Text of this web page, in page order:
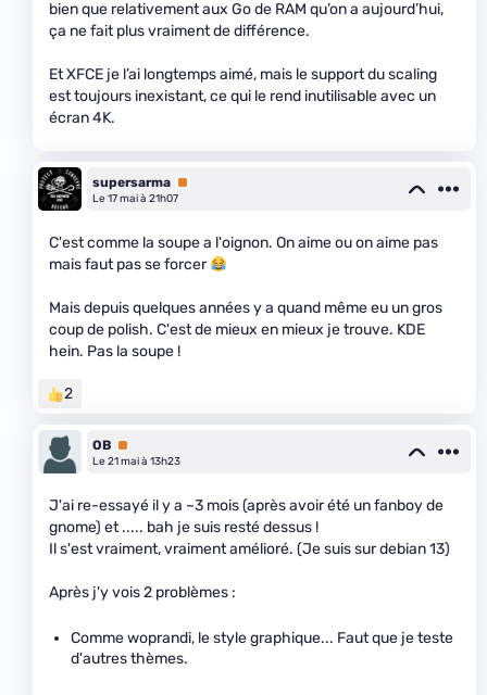
bien que relativement aux Go de RAM qu’on a aujourd’hui,
ça ne fait plus vraiment de différence.
Et XFCE je l’ai longtemps aimé, mais le support du scaling
est toujours inexistant, ce qui le rend inutilisable avec un
écran 4K.
supersarma Premium
Le 17 mai à 21h07
C'est comme la soupe a l'oignon. On aime ou on aime pas
mais faut pas se forcer
Mais depuis quelques années y a quand même eu un gros
coup de polish. C'est de mieux en mieux je trouve. KDE
hein. Pas la soupe !
2
OB Premium
Le 21 mai à 13h23
J'ai re-essayé il y a ~3 mois (après avoir été un fanboy de
gnome) et ..... bah je suis resté dessus !
Il s'est vraiment, vraiment amélioré. (Je suis sur debian 13)
Après j'y vois 2 problèmes :
Comme woprandi, le style graphique... Faut que je teste
d'autres thèmes.